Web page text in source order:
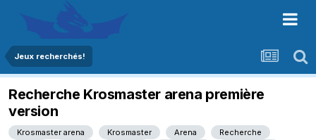
Jeux recherchés!
Recherche Krosmaster arena première
version
Krosmaster arena Krosmaster Arena
Recherche